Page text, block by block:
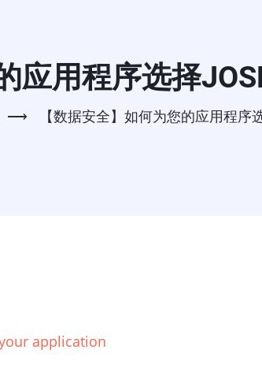
应用程序选择
⟶ 【数据安全】如何为您的应用程序
application